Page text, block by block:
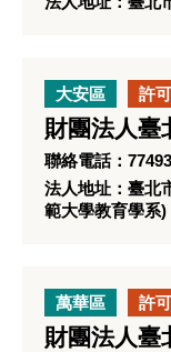
大安區 許
財團法人臺
聯絡電話：
法人地址：臺北
範大學教育學系)
萬華區 許
財團法人臺